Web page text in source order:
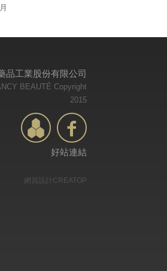
品工業股份有限公司
BEAUTÉ Copyright
2015
好站連結
網頁設計CREATOP